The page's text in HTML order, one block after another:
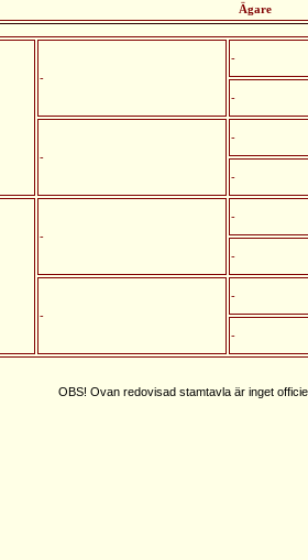
Ägare
-
-
-
-
-
-
-
-
-
-
-
-
OBS! Ovan redovisad stamtavla är inget